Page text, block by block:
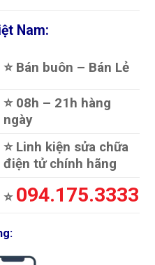
Nam:
⭐️ Bán buôn – Bán Lẻ
⭐️ 08h – 21h hàng
ngày
⭐️ Linh kiện sửa chữa
điện tử chính hãng
⭐️ 094.175.3333